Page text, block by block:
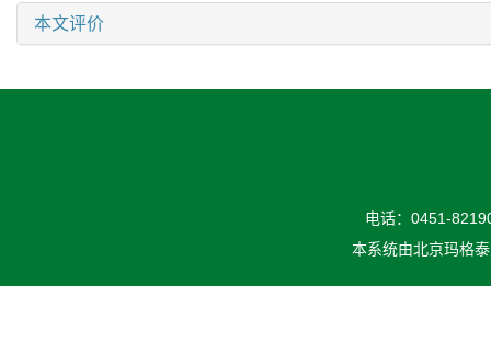
本文评价
电话：0451-
本系统由北京玛格